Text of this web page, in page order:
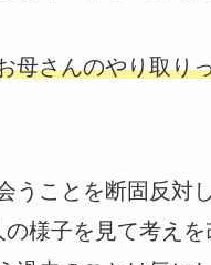
母さんのやり取り
うことを断固反対
様子を見て考え